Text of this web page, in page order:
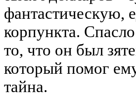
фантастическую,
корпункта.
то, что он был
который помог
тайна.